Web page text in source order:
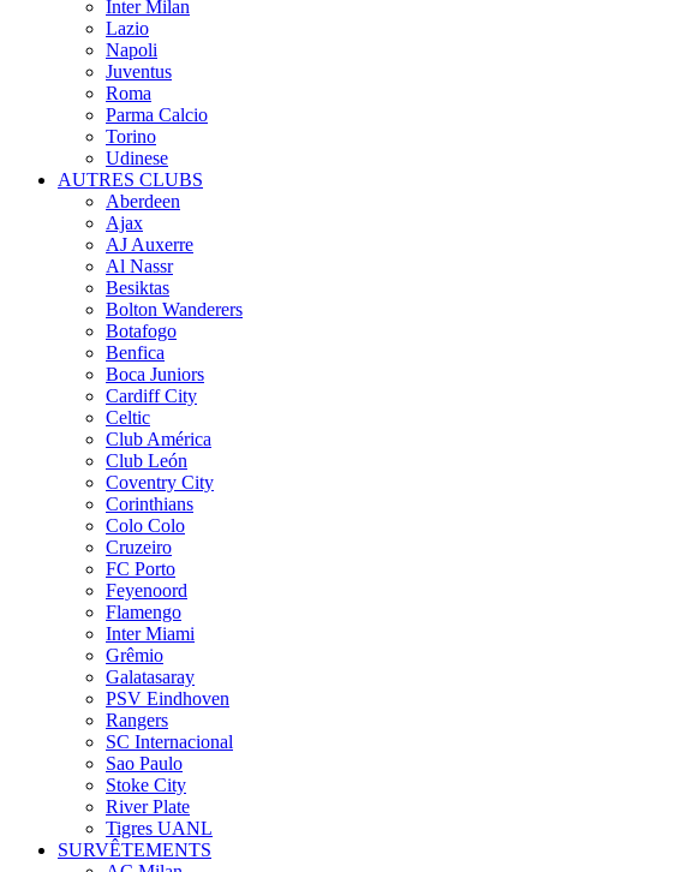
Inter Milan
Lazio
Napoli
Juventus
Roma
Parma Calcio
Torino
Udinese
AUTRES CLUBS
Aberdeen
Ajax
AJ Auxerre
Al Nassr
Besiktas
Bolton Wanderers
Botafogo
Benfica
Boca Juniors
Cardiff City
Celtic
Club América
Club León
Coventry City
Corinthians
Colo Colo
Cruzeiro
FC Porto
Feyenoord
Flamengo
Inter Miami
Grêmio
Galatasaray
PSV Eindhoven
Rangers
SC Internacional
Sao Paulo
Stoke City
River Plate
Tigres UANL
SURVÊTEMENTS